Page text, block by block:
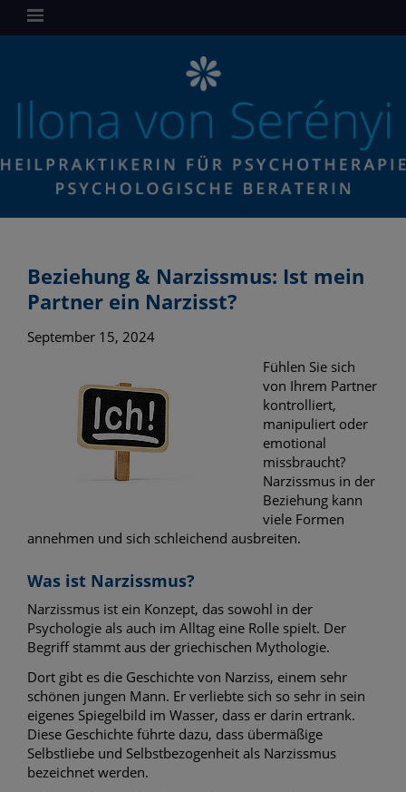
Beziehung & Narzissmus: Ist mein
Partner ein Narzisst?
September 15, 2024
Fühlen Sie sich
von Ihrem Partner
kontrolliert,
manipuliert oder
emotional
missbraucht?
Narzissmus in der
Beziehung kann
viele Formen
annehmen und sich schleichend ausbreiten.
Was ist Narzissmus?
Narzissmus ist ein Konzept, das sowohl in der
Psychologie als auch im Alltag eine Rolle spielt. Der
Begriff stammt aus der griechischen Mythologie.
Dort gibt es die Geschichte von Narziss, einem sehr
schönen jungen Mann. Er verliebte sich so sehr in sein
eigenes Spiegelbild im Wasser, dass er darin ertrank.
Diese Geschichte führte dazu, dass übermäßige
Selbstliebe und Selbstbezogenheit als Narzissmus
bezeichnet werden.